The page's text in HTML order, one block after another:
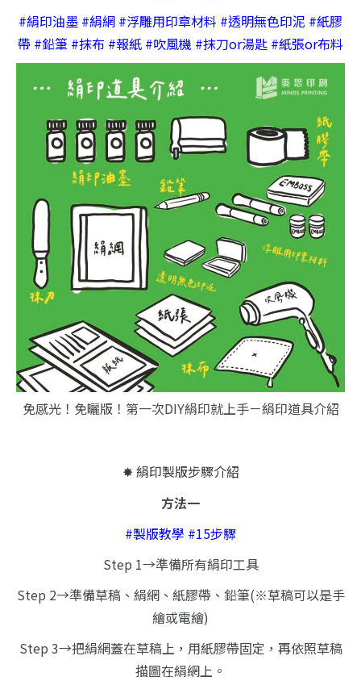
#絹印油墨 #絹網 #浮雕用印章材料 #透明無色印泥 #紙膠
帶 #鉛筆 #抹布 #報紙 #吹風機 #抹刀or湯匙 #紙張or布料
免感光！免曬版！第一次DIY絹印就上手－絹印道具介紹
✸ 絹印製版步驟介紹
方法一
#製版教學 #15步驟
Step 1→準備所有絹印工具
Step 2→準備草稿、絹網、紙膠帶、鉛筆(※草稿可以是手
繪或電繪)
Step 3→把絹網蓋在草稿上，用紙膠帶固定，再依照草稿
描圖在絹網上。